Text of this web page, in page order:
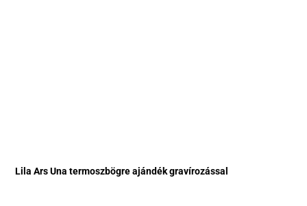
Lila Ars Una termoszbögre ajándék gravírozással